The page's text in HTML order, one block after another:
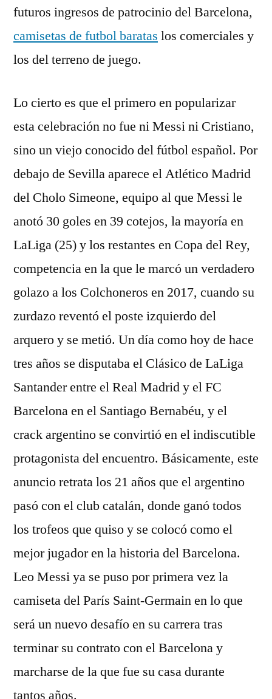
futuros ingresos de patrocinio del Barcelona,
camisetas de futbol baratas los comerciales y
los del terreno de juego.
Lo cierto es que el primero en popularizar
esta celebración no fue ni Messi ni Cristiano,
sino un viejo conocido del fútbol español. Por
debajo de Sevilla aparece el Atlético Madrid
del Cholo Simeone, equipo al que Messi le
anotó 30 goles en 39 cotejos, la mayoría en
LaLiga (25) y los restantes en Copa del Rey,
competencia en la que le marcó un verdadero
golazo a los Colchoneros en 2017, cuando su
zurdazo reventó el poste izquierdo del
arquero y se metió. Un día como hoy de hace
tres años se disputaba el Clásico de LaLiga
Santander entre el Real Madrid y el FC
Barcelona en el Santiago Bernabéu, y el
crack argentino se convirtió en el indiscutible
protagonista del encuentro. Básicamente, este
anuncio retrata los 21 años que el argentino
pasó con el club catalán, donde ganó todos
los trofeos que quiso y se colocó como el
mejor jugador en la historia del Barcelona.
Leo Messi ya se puso por primera vez la
camiseta del París Saint-Germain en lo que
será un nuevo desafío en su carrera tras
terminar su contrato con el Barcelona y
marcharse de la que fue su casa durante
tantos años.